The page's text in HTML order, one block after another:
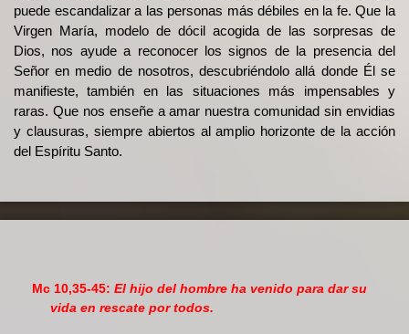
puede escandalizar a las personas más débiles en la fe. Que la
Virgen María, modelo de dócil acogida de las sorpresas de
Dios, nos ayude a reconocer los signos de la presencia del
Señor en medio de nosotros, descubriéndolo allá donde Él se
manifieste, también en las situaciones más impensables y
raras. Que nos enseñe a amar nuestra comunidad sin envidias
y clausuras, siempre abiertos al amplio horizonte de la acción
del Espíritu Santo.
Mc 10,35-45: El hijo del hombre ha venido para dar su
vida en rescate por todos.